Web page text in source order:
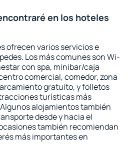
en los hoteles
ofrecen varios servicios e
Los más comunes son Wi-
con spa, minibar/caja
comercial, comedor, zona
gratuito, y folletos
turísticas más
alojamientos también
desde y hacia el
también recomiendan
más importantes en